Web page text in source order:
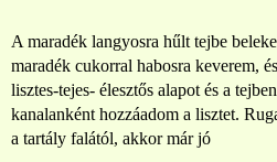
A maradék langyosra hűlt tejbe
maradék cukorral habosra keverem,
lisztes-tejes- élesztős alapot és a
kanalanként hozzáadom a lisztet.
a tartály falától, akkor már jó